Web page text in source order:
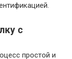
с
простой и